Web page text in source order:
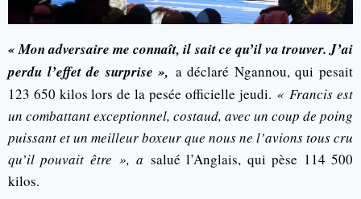
« Mon adversaire me connaît, il sait ce qu’il va trouver. J’ai
perdu l’effet de surprise », a déclaré Ngannou, qui pesait
123 650 kilos lors de la pesée officielle jeudi. « Francis est
un combattant exceptionnel, costaud, avec un coup de poing
puissant et un meilleur boxeur que nous ne l’avions tous cru
qu’il pouvait être », a salué l’Anglais, qui pèse 114 500
kilos.